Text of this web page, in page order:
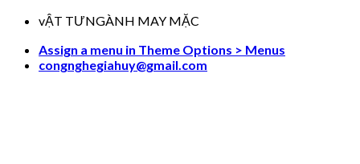
Skip
content
vẬT TƯNGÀNH MAY MẶC
Assign a menu in Theme Options > Menus
congnghegiahuy@gmail.com